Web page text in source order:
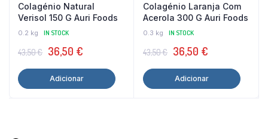
Colagénio Natural
Verisol 150 G Auri Foods
0.2 kg IN STOCK
43,50€ O
preço
original
36,50 €O
preço
atual
Adicionar
Colagénio Laranja Com
Acerola 300 G Auri Foods
0.3 kg IN STOCK
43,50€ O
preço
original
36,50 €O
preço
atual
Adicionar